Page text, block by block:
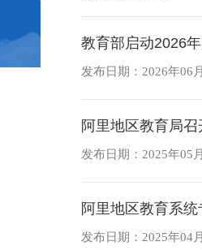
教育部启动2026
发布日期：2026年06
阿里地区教育局
发布日期：2025年05
阿里地区教育系
发布日期：2025年04